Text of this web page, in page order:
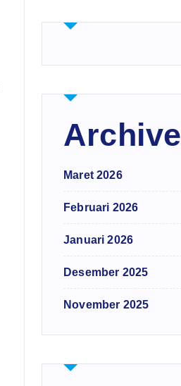
Maret 2026
Februari 2026
Januari 2026
Desember 2025
November 2025